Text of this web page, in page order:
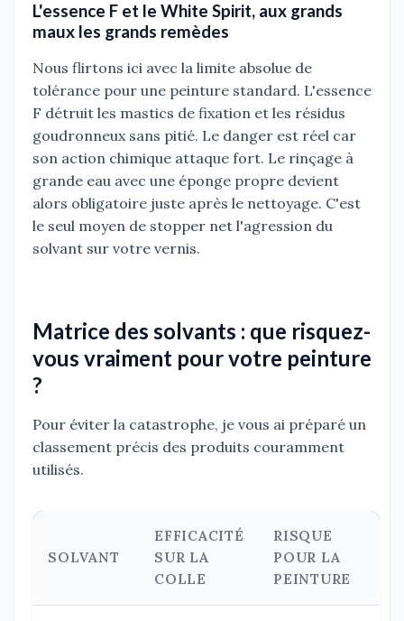
L'essence F et le White Spirit, aux grands
maux les grands remèdes
Nous flirtons ici avec la limite absolue de
tolérance pour une peinture standard. L'essence
F détruit les mastics de fixation et les résidus
goudronneux sans pitié. Le danger est réel car
son action chimique attaque fort. Le rinçage à
grande eau avec une éponge propre devient
alors obligatoire juste après le nettoyage. C'est
le seul moyen de stopper net l'agression du
solvant sur votre vernis.
Matrice des solvants : que risquez-
vous vraiment pour votre peinture
?
Pour éviter la catastrophe, je vous ai préparé un
classement précis des produits couramment
utilisés.
SOLVANT
EFFICACITÉ
SUR LA
COLLE
RISQUE
POUR LA
PEINTURE